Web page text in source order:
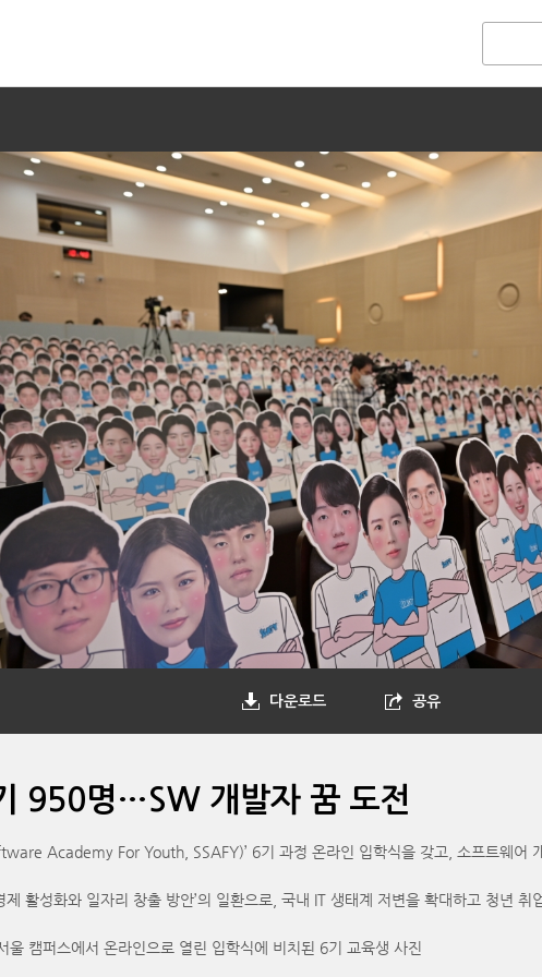
다운로드 공유
950명…SW 개발자 꿈 도전
Academy For Youth, SSAFY)’ 6기 과정 온라인 입학식을 갖고, 소프트웨어
활성화와 일자리 창출 방안’의 일환으로, 국내 IT 생태계 저변을 확대하고 청년
캠퍼스에서 온라인으로 열린 입학식에 비치된 6기 교육생 사진